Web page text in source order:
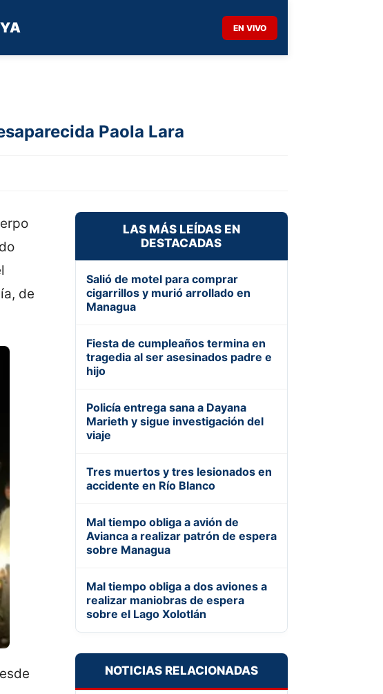
EN VIVO
Paola Lara
de
LAS MÁS LEÍDAS EN
DESTACADAS
Salió de motel para comprar
cigarrillos y murió arrollado en
Managua
Fiesta de cumpleaños termina en
tragedia al ser asesinados padre e
hijo
Policía entrega sana a Dayana
Marieth y sigue investigación del
viaje
Tres muertos y tres lesionados en
accidente en Río Blanco
Mal tiempo obliga a avión de
Avianca a realizar patrón de espera
sobre Managua
Mal tiempo obliga a dos aviones a
realizar maniobras de espera
sobre el Lago Xolotlán
NOTICIAS RELACIONADAS